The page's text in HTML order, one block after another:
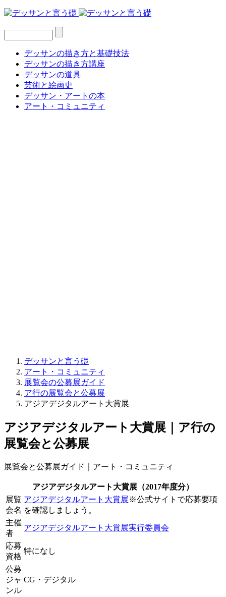
デッサンの描き方と基礎技法
デッサンの描き方講座
デッサンの道具
芸術と絵画史
デッサン・アートの本
アート・コミュニティ
デッサンと言う礎
アート・コミュニティ
展覧会の公募展ガイド
ア行の展覧会と公募展
アジアデジタルアート大賞展
アジアデジタルアート大賞展｜ア行の
展覧会と公募展
展覧会と公募展ガイド｜アート・コミュニティ
アジアデジタルアート大賞展（2017年度分）
展覧
会名
アジアデジタルアート大賞展※公式サイトで応募要項
を確認しましょう。
主催
者
アジアデジタルアート大賞展実行委員会
応募
資格
特になし
公募
ジャ
ンル
CG・デジタル